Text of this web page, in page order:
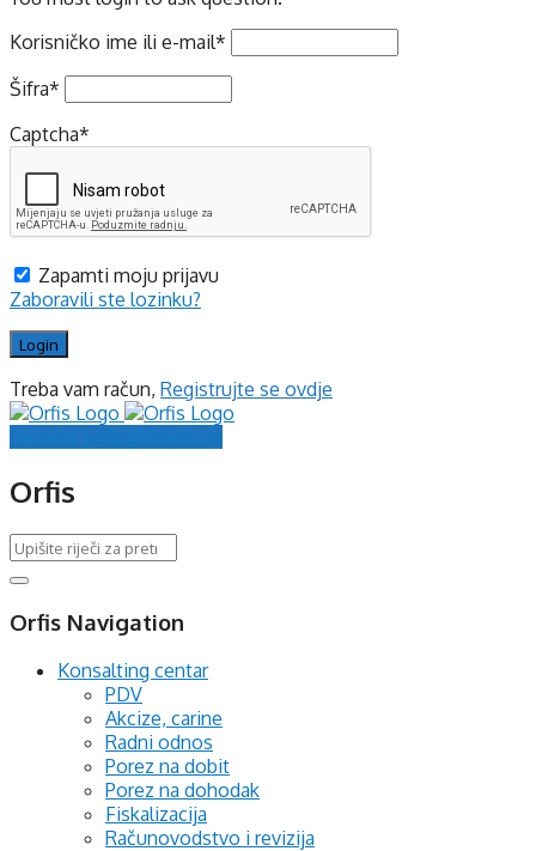
Korisničko ime ili e-mail*
Šifra*
Captcha*
Zapamti moju prijavu
Zaboravili ste lozinku?
Treba vam račun, Registrujte se ovdje
Orfis
Orfis Navigation
Konsalting centar
PDV
Akcize, carine
Radni odnos
Porez na dobit
Porez na dohodak
Fiskalizacija
Računovodstvo i revizija